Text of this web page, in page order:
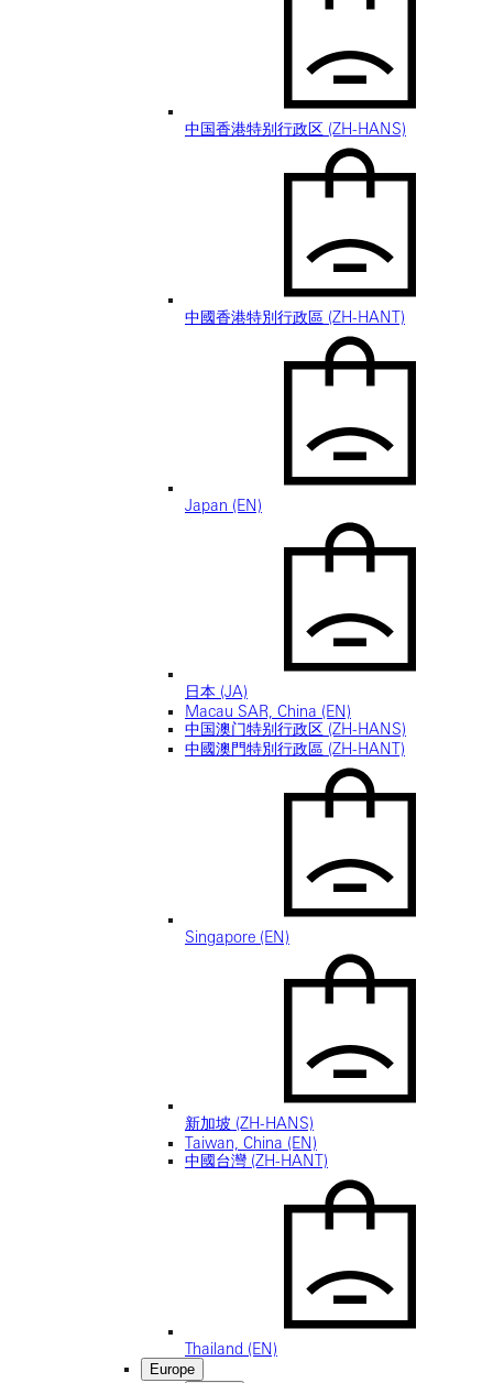
中国香港特别行政区 (ZH-HANS)
中國香港特別行政區 (ZH-HANT)
Japan (EN)
日本 (JA)
Macau SAR, China (EN)
中国澳门特别行政区 (ZH-HANS)
中國澳門特別行政區 (ZH-HANT)
Singapore (EN)
新加坡 (ZH-HANS)
Taiwan, China (EN)
中國台灣 (ZH-HANT)
Thailand (EN)
Europe